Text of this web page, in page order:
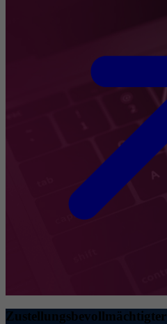
Zustellungsbevollmächtigter